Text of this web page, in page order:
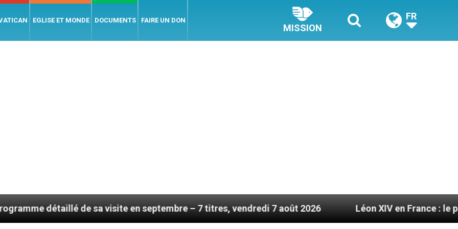
EGLISE ET MONDE DOCUMENTS FAIRE UN DON
MISSION
FR
de sa visite en septembre – 7 titres, vendredi 7 août 2026 Léon XIV en France : le programme